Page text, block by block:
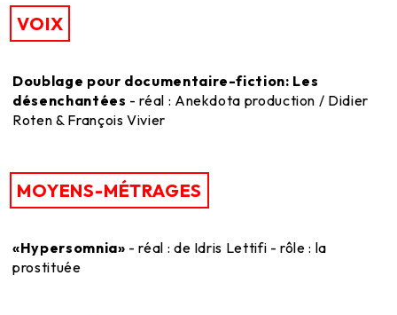
VOIX
Doublage pour documentaire-fiction: Les
désenchantées - réal : Anekdota production / Didier
Roten & François Vivier
MOYENS-MÉTRAGES
«Hypersomnia» - réal : de Idris Lettifi - rôle : la
prostituée